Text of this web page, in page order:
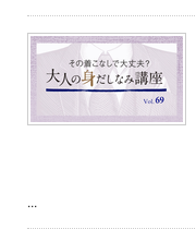
...